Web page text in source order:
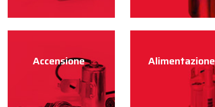
Accensione Alimentazione